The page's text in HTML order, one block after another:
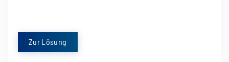
Zur Lösung